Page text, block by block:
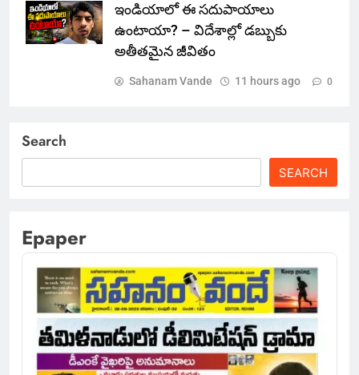
ఇండియాలో‌ ఈ సదుపాయాలు
ఉంటాయా? – విదేశాల్లో డబ్బుకు
అతీతమైన జీవితం
Sahanam Vande 11 hours ago 0
Search
SEARCH
Epaper